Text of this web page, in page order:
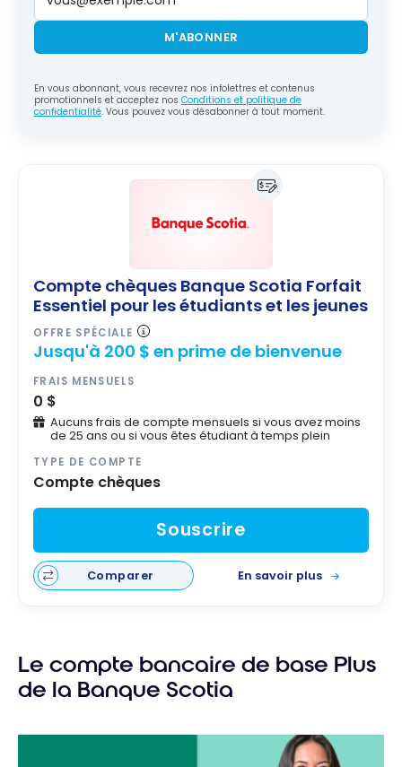
M'ABONNER
En vous abonnant, vous recevrez nos infolettres et contenus
promotionnels et acceptez nos Conditions et politique de
confidentialité. Vous pouvez vous désabonner à tout moment.
Compte chèques Banque Scotia Forfait
Essentiel pour les étudiants et les jeunes
OFFRE SPÉCIALE
Jusqu'à 200 $ en prime de bienvenue
FRAIS MENSUELS
0 $
Aucuns frais de compte mensuels si vous avez moins
de 25 ans ou si vous êtes étudiant à temps plein
TYPE DE COMPTE
Compte chèques
Souscrire
Comparer En savoir plus
Le compte bancaire de base Plus
de la Banque Scotia